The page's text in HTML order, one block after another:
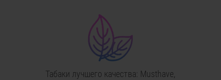
Табаки лучшего качества: Musthave,